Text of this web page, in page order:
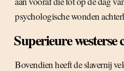
psychologische wonden
Superieure
Bovendien heeft de slavernij